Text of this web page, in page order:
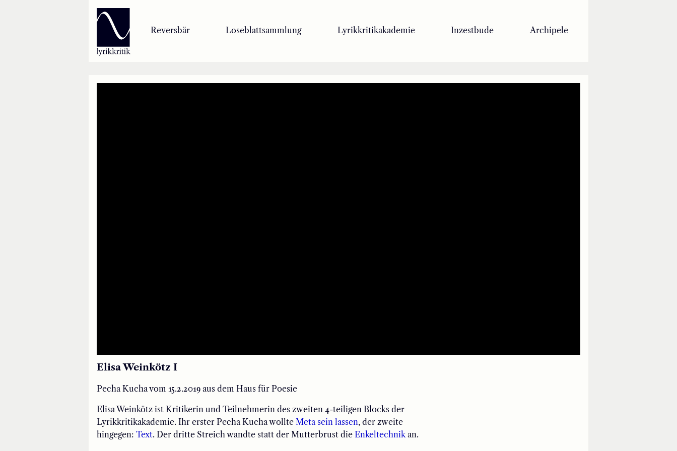
Reversbär Loseblattsammlung Lyrikkritikakademie Inzestbude Archipele
Elisa Weinkötz I
Pecha Kucha vom 15.2.2019 aus dem Haus für Poesie
Elisa Weinkötz ist Kritikerin und Teilnehmerin des zweiten 4-teiligen Blocks der
Lyrikkritikakademie. Ihr erster Pecha Kucha wollte Meta sein lassen, der zweite
hingegen: Text. Der dritte Streich wandte statt der Mutterbrust die Enkeltechnikan.